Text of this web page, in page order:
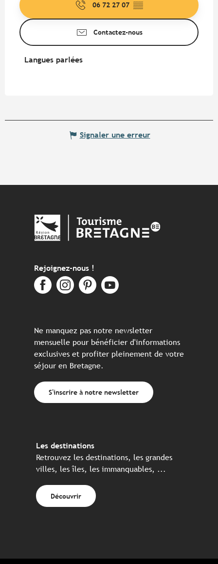
06 72 27 07 ▒▒
Contactez-nous
Langues parlées
Langues parlées
Signaler une erreur
Rejoignez-nous !
Ne manquez pas notre newsletter
mensuelle pour bénéficier d'informations
exclusives et profiter pleinement de votre
séjour en Bretagne.
S'inscrire à notre newsletter
Les destinations
Retrouvez les destinations, les grandes
villes, les îles, les immanquables, ...
Découvrir